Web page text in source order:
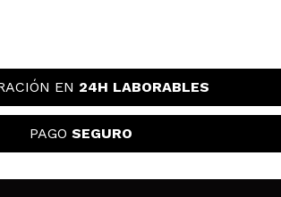
EN 24H LABORABLES
PAGO SEGURO